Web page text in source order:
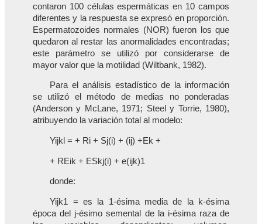
contaron 100 células espermáticas en 10 campos
diferentes y la respuesta se expresó en proporción.
Espermatozoides normales (NOR) fueron los que
quedaron al restar las anormalidades encontradas;
este parámetro se utilizó por considerarse de
mayor valor que la motilidad (Wiltbank, 1982).
Para el análisis estadístico de la información
se utilizó el método de medias no ponderadas
(Anderson y McLane, 1971; Steel y Torrie, 1980),
atribuyendo la variación total al modelo:
Yijkl = + Ri + Sj(i) + (ij) +Ek +
+ REik + ESkj(i) + e(ijk)1
donde:
Yijk1 = es la 1-ésima media de la k-ésima
época del j-ésimo semental de la i-ésima raza de